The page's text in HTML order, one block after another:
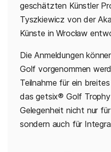
geschätzten Künstler
Tyszkiewicz von der
Künste in Wrocław
Die Anmeldungen
Golf vorgenommen
Teilnahme für ein
das getsix® Golf
Gelegenheit nicht nur
sondern auch für